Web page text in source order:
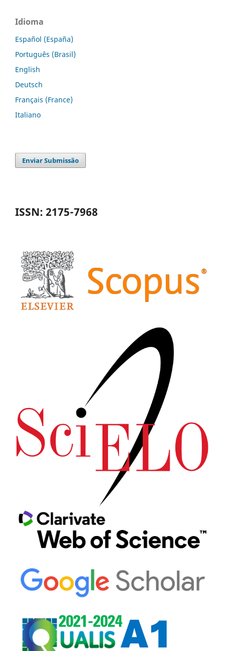
Idioma
Español (España)
Português (Brasil)
English
Deutsch
Français (France)
Italiano
Enviar Submissão
ISSN: 2175-7968